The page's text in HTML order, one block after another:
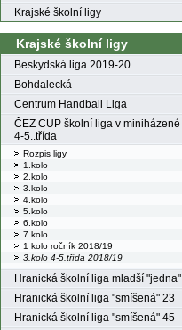
Krajské školní ligy
Krajské školní ligy
Beskydská liga 2019-20
Bohdalecká
Centrum Handball Liga
ČEZ CUP školní liga v miniházené
4-5..třída
Rozpis ligy
1.kolo
2.kolo
3.kolo
4.kolo
5.kolo
6.kolo
7.kolo
1 kolo ročník 2018/19
3.kolo 4-5.třída 2018/19
Hranická školní liga mladší "jedna"
Hranická školní liga "smíšená" 23
Hranická školní liga "smíšená" 45